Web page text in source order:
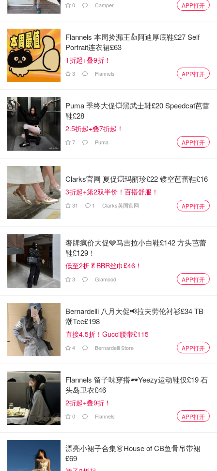
0 Camper APP打开
Flannels 本周捡漏王👍阿迪厚底鞋£27 Self
Portrait连衣裙£63
1折起+叠9折！
3 Flannels APP打开
Puma 季终大促💥黑武士鞋£20 Speedcat芭蕾
鞋£28
2.5折起+叠7折起！
7 Puma APP打开
Clarks官网 夏促💥玛丽珍£22 镂空芭蕾鞋£16
3折起+第2双半价！百搭舒服！
31 1 Clarks英国官网 APP打开
奢牌疯价大促🩶马吉拉小白鞋£142 方头芭蕾
鞋£129！
低至2折🥬BBR丝巾£46！
3 Glamood APP打开
Bernardelli 八月大促📢拉夫劳伦衬衫£34 TB
潮Tee£198
直接4.5折！Gucci腰带£115
4 Bernardelli Store APP打开
Flannels 留子味穿搭🕶️Yeezy运动鞋仅£19 石
头岛卫衣£46
2折起+叠9折！
0 Flannels APP打开
漂亮小裙子合集👗House of CB鱼骨吊带裙
£69